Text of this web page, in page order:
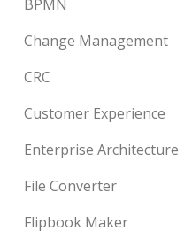
BPMN
Change Management
CRC
Customer Experience
Enterprise Architecture
File Converter
Flipbook Maker